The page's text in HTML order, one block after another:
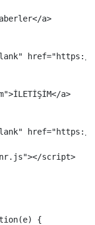
a>
href="https://
>İLETİŞİM</a>
href="https://
></script>
(e)
{